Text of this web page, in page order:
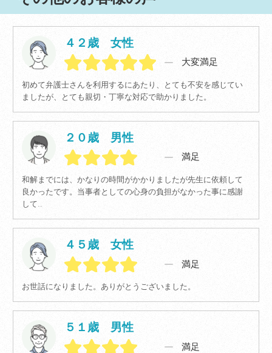
４２歳 女性
大変満足
初めて弁護士さんを利用するにあたり、とても不安を感じてい
ましたが、とても親切・丁寧な対応で助かりました。
２０歳 男性
満足
和解までには、かなりの時間がかかりましたが先生に依頼して
良かったです。当事者としての心身の負担がなかった事に感謝
して…
４５歳 女性
満足
お世話になりました。ありがとうございました。
５１歳 男性
満足